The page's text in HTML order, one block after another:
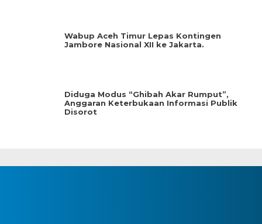
Wabup Aceh Timur Lepas Kontingen
Jambore Nasional XII ke Jakarta.
Diduga Modus “Ghibah Akar Rumput”,
Anggaran Keterbukaan Informasi Publik
Disorot